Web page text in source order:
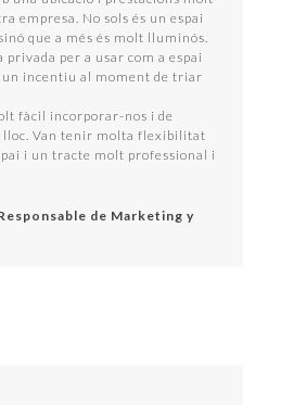
empresa. No sols és un espai
que a més és molt lluminós.
per a usar com a espai
incentiu al moment de triar
fàcil incorporar-nos i de
lloc. Van tenir molta flexibilitat
i un tracte molt professional i
de Marketing y